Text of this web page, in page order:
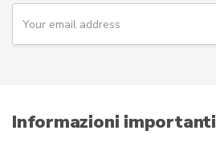
Y
u
i
lInformazioni importanti